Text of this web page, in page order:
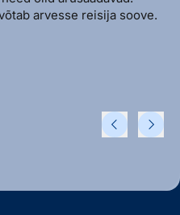
arvesse reisija soove.